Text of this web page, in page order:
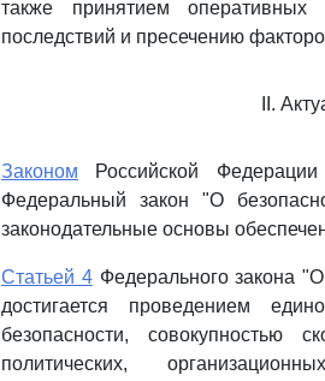
также принятием
последствий и пресечению
II.
Законом Российской
Федеральный закон "О
законодательные основы
Статьей 4Федерального закона "О
достигается проведением
безопасности, совокупностью
политических,